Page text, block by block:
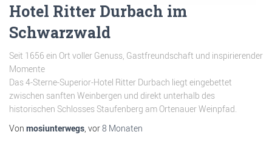
Hotel Ritter Durbach im
Schwarzwald
Seit 1656 ein Ort voller Genuss, Gastfreundschaft und inspirierender
Momente
Das 4-Sterne-Superior-Hotel Ritter Durbach liegt eingebettet
zwischen sanften Weinbergen und direkt unterhalb des
historischen Schlosses Staufenberg am Ortenauer Weinpfad.
Von mosiunterwegs , vor8 Monaten